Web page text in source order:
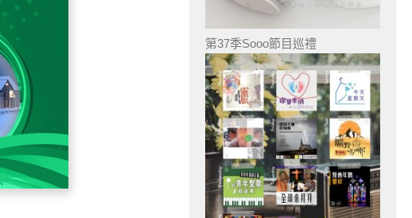
第37季Sooo節目巡禮